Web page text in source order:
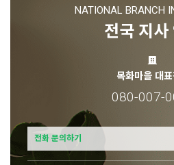
NATIONAL BRANCH
전국 지사
목화마을 대
080-007-
전화 문의하기